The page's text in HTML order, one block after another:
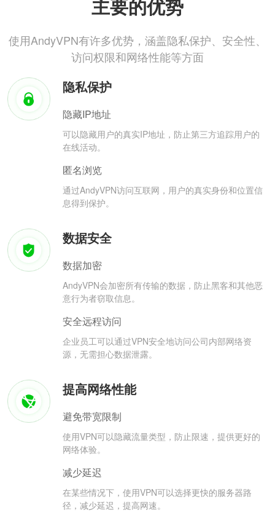
主要的优势
使用AndyVPN有许多优势，涵盖隐私保护、安全性、
访问权限和网络性能等方面
隐私保护
隐藏IP地址
可以隐藏用户的真实IP地址，防止第三方追踪用户的
在线活动。
匿名浏览
通过AndyVPN访问互联网，用户的真实身份和位置信
息得到保护。
数据安全
数据加密
AndyVPN会加密所有传输的数据，防止黑客和其他恶
意行为者窃取信息。
安全远程访问
企业员工可以通过VPN安全地访问公司内部网络资
源，无需担心数据泄露。
提高网络性能
避免带宽限制
使用VPN可以隐藏流量类型，防止限速，提供更好的
网络体验。
减少延迟
在某些情况下，使用VPN可以选择更快的服务器路
径，减少延迟，提高网速。